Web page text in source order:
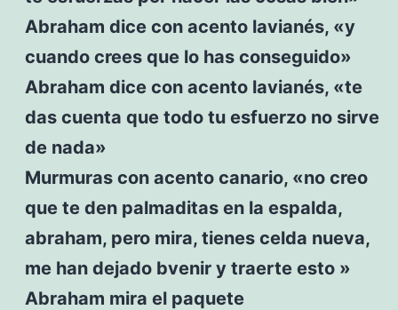
Abraham dice con acento lavianés, «y
cuando crees que lo has conseguido»
Abraham dice con acento lavianés, «te
das cuenta que todo tu esfuerzo no sirve
de nada»
Murmuras con acento canario, «no creo
que te den palmaditas en la espalda,
abraham, pero mira, tienes celda nueva,
me han dejado bvenir y traerte esto »
Abraham mira el paquete